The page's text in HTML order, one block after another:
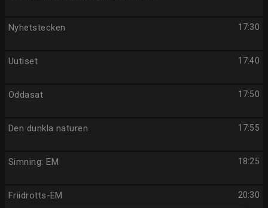
17:30
Nyhetstecken
17:40
Uutiset
17:50
Oddasat
17:55
Den dunkla naturen
18:25
Simning: EM
20:30
Friidrotts-EM